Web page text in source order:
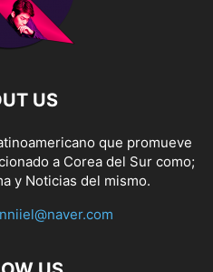
US
que promueve
a Corea del Sur como;
y Noticias del mismo.